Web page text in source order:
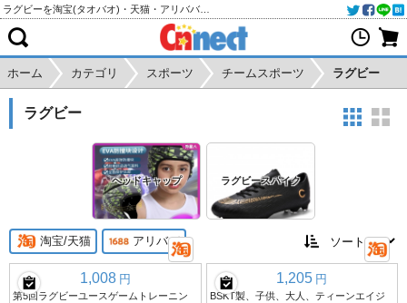
ホーム カテゴリ スポーツ チームスポーツ ラグビー
ラグビー
ヘッドキャップ ラグビースパイク
淘宝/天猫 アリババ
1,008 円
第5回ラグビーユースゲームトレーニン
1,205 円
BSKT製、子供、大人、ティーンエイジ